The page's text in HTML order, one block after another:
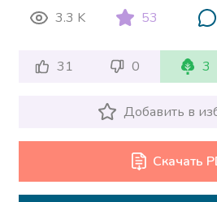
3.3 K 53
31 0 3
Добавить в
Скачать